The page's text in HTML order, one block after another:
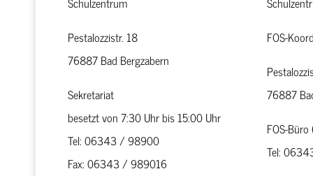
Pestalozzistr. 18
76887 Bad Bergzabern
Sekretariat
besetzt von 7:30 Uhr bis 15:00 Uhr
Tel: 06343 / 98900
Fax: 06343 / 989016
FOS-
76887
FOS-
Tel: